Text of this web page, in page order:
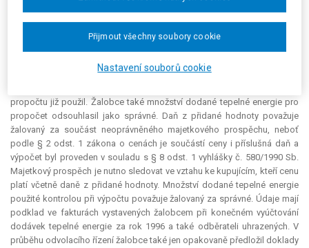
Ministerstvo financí, proti němuž žaloba směřovala, v písemném
předloženým v průběhu odvolacího řízení, které na rozhodnutí neměly
odběrateli S. v T. obsahující přehled o dodávkách tepelné energie v
propočtu již použil. Žalobce také množství dodané tepelné energie pro
propočet odsouhlasil jako správné. Daň z přidané hodnoty považuje
žalovaný za součást neoprávněného majetkového prospěchu, neboť
podle § 2 odst. 1 zákona o cenách je součástí ceny i příslušná daň a
výpočet byl proveden v souladu s § 8 odst. 1 vyhlášky č. 580/1990 Sb.
Majetkový prospěch je nutno sledovat ve vztahu ke kupujícím, kteří cenu
platí včetně daně z přidané hodnoty. Množství dodané tepelné energie
použité kontrolou při výpočtu považuje žalovaný za správné. Údaje mají
podklad ve fakturách vystavených žalobcem při konečném vyúčtování
dodávek tepelné energie za rok 1996 a také odběrateli uhrazených. V
průběhu odvolacího řízení žalobce také jen opakovaně předložil doklady
Nastavení souborů cookie
Přijmout všechny soubory cookie